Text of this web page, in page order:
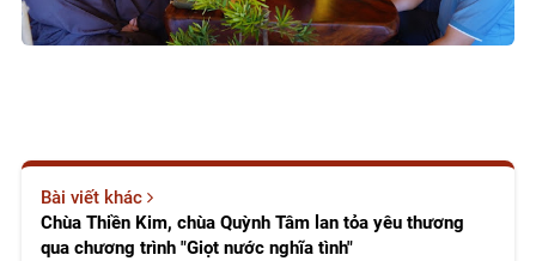
Bài viết khác
Chùa Thiền Kim, chùa Quỳnh Tâm lan tỏa yêu thương
qua chương trình "Giọt nước nghĩa tình"